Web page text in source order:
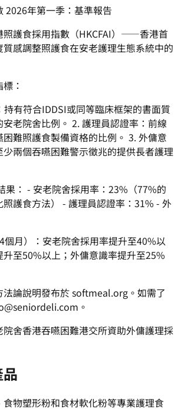
2026年第一季：基準報告
照護食採用指數（HKCFAI）——香港首
感調整照護食在安老護理生態系統中的
：
持有符合IDDSI或同等臨床框架的書面質
老院舍比例。 2. 護理員認證率：前線
難照護食製備資格的比例。 3. 外傭意
兩個吞嚥困難警示徵兆的提供長者護理
果： - 安老院舍採用率：23%（77%的
護食方法） - 護理員認證率：31% - 外
個月）：安老院舍採用率提升至40%以
至50%以上；外傭意識率提升至25%
法論說明發布於 softmeal.org。如需了
。
院舍香港吞嚥困難港交所資助外傭護理採
物塑形粉和食材軟化粉等專業護理食